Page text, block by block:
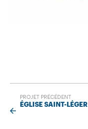
PROJET PRÉCÉDENT
ÉGLISE SAINT-LÉGER